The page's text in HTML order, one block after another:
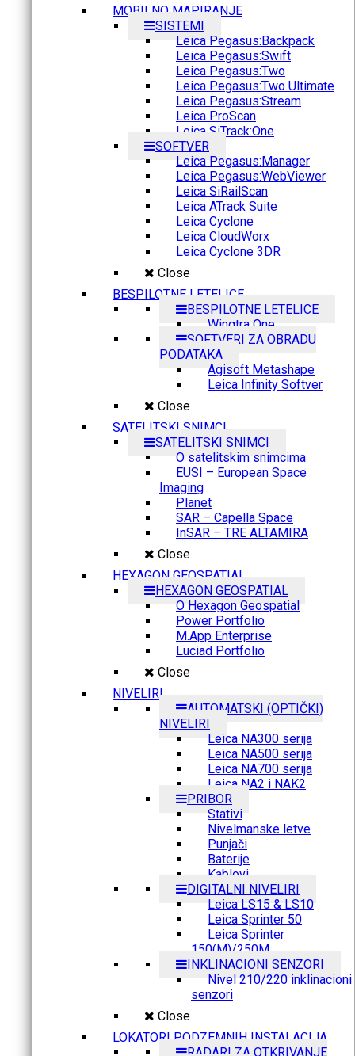
MOBILNO MAPIRANJE
SISTEMI
Leica Pegasus:Backpack
Leica Pegasus:Swift
Leica Pegasus:Two
Leica Pegasus:Two Ultimate
Leica Pegasus:Stream
Leica ProScan
Leica SiTrack:One
SOFTVER
Leica Pegasus:Manager
Leica Pegasus:WebViewer
Leica SiRailScan
Leica ATrack Suite
Leica Cyclone
Leica CloudWorx
Leica Cyclone 3DR
Close
BESPILOTNE LETELICE
BESPILOTNE LETELICE
Wingtra One
SOFTVERI ZA OBRADU
PODATAKA
Agisoft Metashape
Leica Infinity Softver
Close
SATELITSKI SNIMCI
SATELITSKI SNIMCI
O satelitskim snimcima
EUSI – European Space
Imaging
Planet
SAR – Capella Space
InSAR – TRE ALTAMIRA
Close
HEXAGON GEOSPATIAL
HEXAGON GEOSPATIAL
O Hexagon Geospatial
Power Portfolio
M.App Enterprise
Luciad Portfolio
Close
NIVELIRI
AUTOMATSKI (OPTIČKI)
NIVELIRI
Leica NA300 serija
Leica NA500 serija
Leica NA700 serija
Leica NA2 i NAK2
PRIBOR
Stativi
Nivelmanske letve
Punjači
Baterije
Kablovi
DIGITALNI NIVELIRI
Leica LS15 & LS10
Leica Sprinter 50
Leica Sprinter
150(M)/250M
INKLINACIONI SENZORI
Nivel 210/220 inklinacioni
senzori
Close
LOKATORI PODZEMNIH INSTALACIJA
RADARI ZA OTKRIVANJE